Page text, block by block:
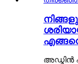
അഡ്മിൻ